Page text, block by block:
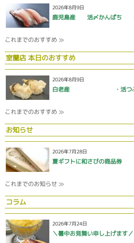
2026年8月9日
鹿児島産 活〆かんぱち
これまでのおすすめ ≫
室蘭店 本日のおすすめ
2026年8月9日
白老産 ・活つ
これまでのおすすめ ≫
お知らせ
2026年7月28日
夏ギフトに和さびの商品券
これまでのお知らせ ≫
コラム
2026年7月24日
＼暑中お見舞い申し上げます／